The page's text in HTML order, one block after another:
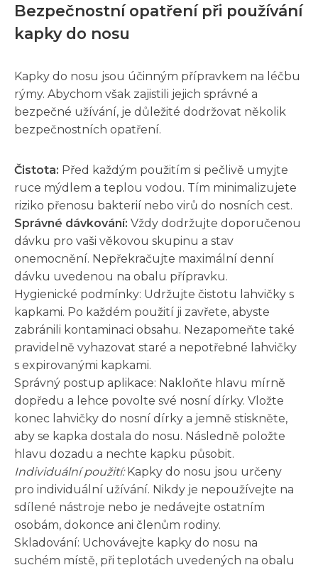
Bezpečnostní opatření při používání
kapky do nosu
Kapky do nosu jsou účinným přípravkem na léčbu
rýmy. Abychom však zajistili jejich správné a
bezpečné užívání, je důležité dodržovat několik
bezpečnostních opatření.
Čistota: Před každým použitím si pečlivě umyjte
ruce mýdlem a teplou vodou. Tím minimalizujete
riziko přenosu bakterií nebo virů do nosních cest.
Správné dávkování: Vždy dodržujte doporučenou
dávku pro vaši věkovou skupinu a stav
onemocnění. Nepřekračujte maximální denní
dávku uvedenou na obalu přípravku.
Hygienické podmínky: Udržujte čistotu lahvičky s
kapkami. Po každém použití ji zavřete, abyste
zabránili kontaminaci obsahu. Nezapomeňte také
pravidelně vyhazovat staré a nepotřebné lahvičky
s expirovanými kapkami.
Správný postup aplikace: Nakloňte hlavu mírně
dopředu a lehce povolte své nosní dírky. Vložte
konec lahvičky do nosní dírky a jemně stiskněte,
aby se kapka dostala do nosu. Následně položte
hlavu dozadu a nechte kapku působit.
Individuální použití:Kapky do nosu jsou určeny
pro individuální užívání. Nikdy je nepoužívejte na
sdílené nástroje nebo je nedávejte ostatním
osobám, dokonce ani členům rodiny.
Skladování: Uchovávejte kapky do nosu na
suchém místě, při teplotách uvedených na obalu